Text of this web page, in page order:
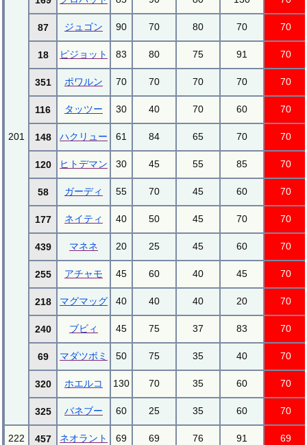
201
87 ジュゴン 90 70 80 70 70
18 ピジョット 83 80 75 91 70
351 ポワルン 70 70 70 70 70
116 タッツー 30 40 70 60 70
148 ハクリュー 61 84 65 70 70
120 ヒトデマン 30 45 55 85 70
58 ガーディ 55 70 45 60 70
177 ネイティ 40 50 45 70 70
439 マネネ 20 25 45 60 70
255 アチャモ 45 60 40 45 70
218 マグマッグ 40 40 40 20 70
240 ブビィ 45 75 37 83 70
69 マダツボミ 50 75 35 40 70
320 ホエルコ 130 70 35 60 70
325 バネブー 60 25 35 60 70
222 457 ネオラント 69 69 76 91 69